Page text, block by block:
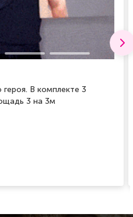
В комплекте 3
3 на 3м